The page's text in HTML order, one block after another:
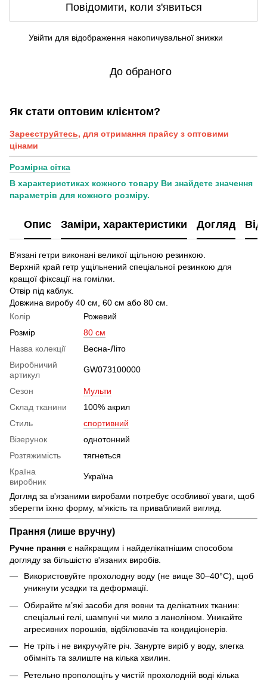
Повідомити, коли з'явиться
Увійти для відображення накопичувальної знижки
До обраного
Як стати оптовим клієнтом?
Зареєструйтесь, для отримання прайсу з оптовими
цінами
Розмірна сітка
В характеристиках кожного товару Ви знайдете значення
параметрів для кожного розміру.
Опис Заміри, характеристики Догляд
В'язані гетри виконані великої щільною резинкою.
Верхній край гетр ущільнений спеціальної резинкою для
кращої фіксації на гомілки.
Отвір під каблук.
Довжина виробу 40 см, 60 см або 80 см.
Колір
Рожевий
Розмір
80 см
Назва колекції
Весна-Літо
Виробничий
артикул
GW073100000
Сезон
Мульти
Склад тканини
100% акрил
Стиль
спортивний
Візерунок
однотонний
Розтяжимість
тягнеться
Країна
виробник
Україна
Догляд за в'язаними виробами потребує особливої уваги, щоб
зберегти їхню форму, м'якість та привабливий вигляд.
Прання (лише вручну)
Ручне прання є найкращим і найделікатнішим способом
догляду за більшістю в'язаних виробів.
Використовуйте прохолодну воду (не вище 30–40°C), щоб
уникнути усадки та деформації.
Обирайте м’які засоби для вовни та делікатних тканин:
спеціальні гелі, шампуні чи мило з ланоліном. Уникайте
агресивних порошків, відбілювачів та кондиціонерів.
Не тріть і не викручуйте річ. Занурте виріб у воду, злегка
обімніть та залиште на кілька хвилин.
Ретельно прополощіть у чистій прохолодній воді кілька